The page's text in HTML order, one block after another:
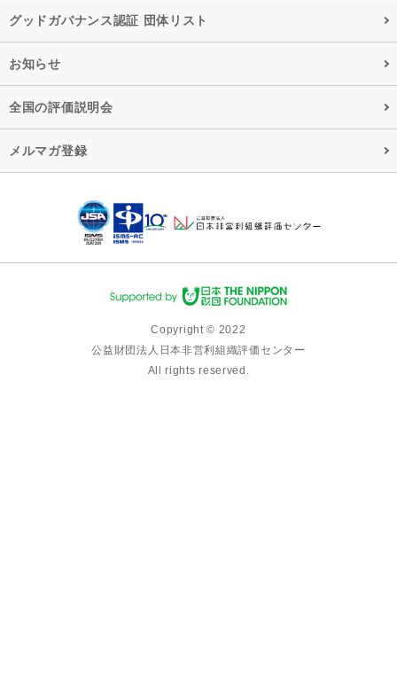
グッドガバナンス認証 団体リスト
お知らせ
全国の評価説明会
メルマガ登録
Copyright © 2022
公益財団法人日本非営利組織評価センター
All rights reserved.